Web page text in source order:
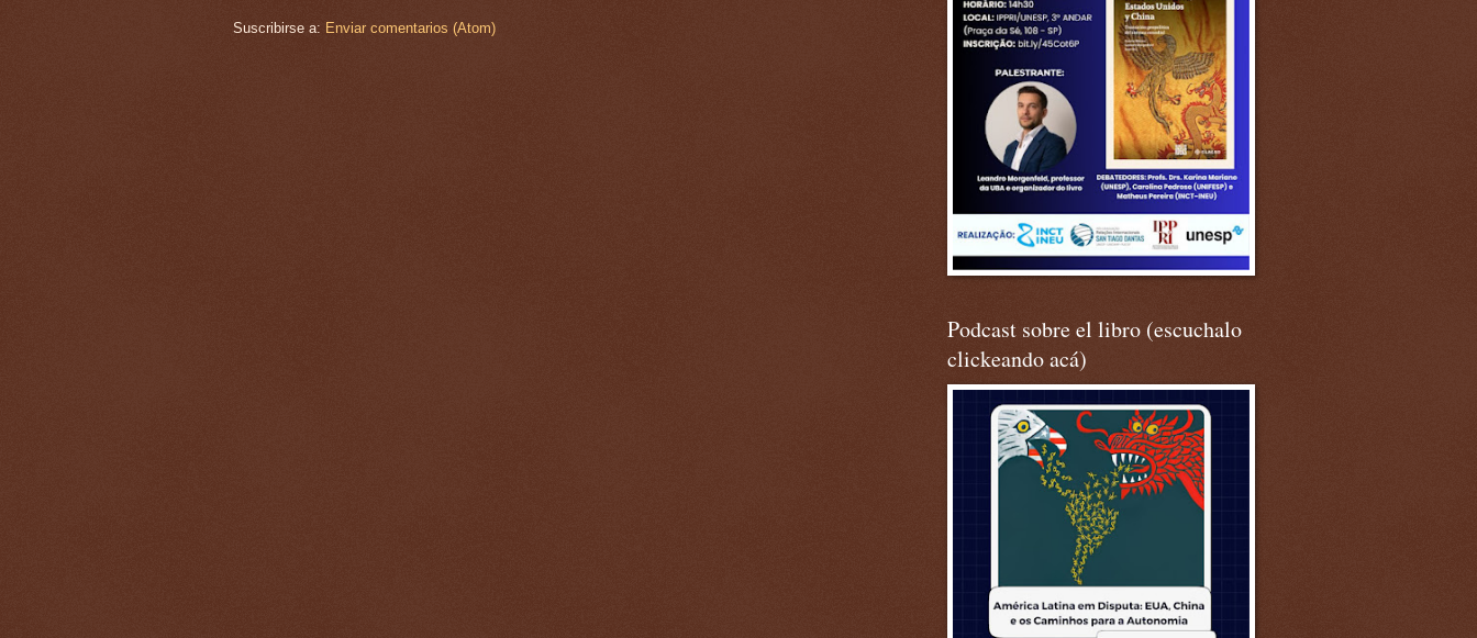
Suscribirse a: Enviar comentarios (Atom)
Podcast sobre el libro (escuchalo
clickeando acá)